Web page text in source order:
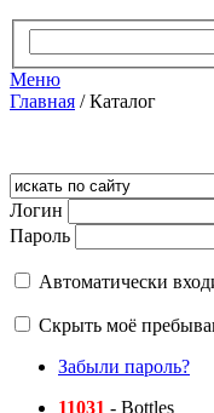
Меню
Главная /Каталог
Логин
Пароль
Автоматически
Скрыть моё
Забыли пароль?
11031 - Bottles